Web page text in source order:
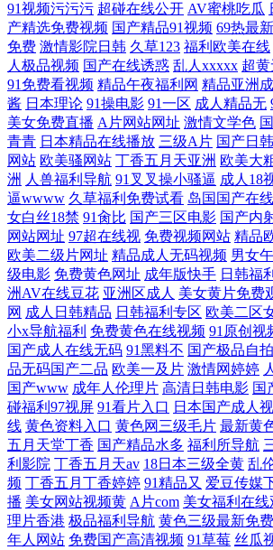
91视频污污污 超碰在线公开 AV蜜桃吃瓜
产精选免费视频 国产精品91视频 69热最
免费 激情影院日韩 久草123 福利欧美在线
人极品视频 国产在线诱惑 乱人xxxxx 超
91免费看视频 精品午夜福利网 精品亚洲成
酱 日本理论 91操电影 91一区 成人精品无
美女免费直播 A片网站网址 激情文学色
青青 日本精品在线播放 三级A片 国产日
网站 欧美骚网站 丁香五月天亚洲 欧美大
洲 人兽福利导航 91叉叉操小骚逼 成人18
逼wwww 久草福利免费试看 岛国国产在线
女白丝18禁 91肏比 国产三区电影 国产内
网站网址 97超在线视 免费视频网站 精品
欧美二级片网址 精品成人无码视频 男女
级电影 免费黄色网址 成年版快手 日韩福
洲AV在线豆花 亚洲区成人 美女黄片免费
网 成人日韩精品 日韩福利专区 欧美二区
小x导航福利 免费黄色在线视频 91原创视
国产成人在线无码 91黑料不 国产极品自拍
品无码国产二品 欧美一及片 激情网婷婷
国产www 成年人伦理片 高清日韩电影 国
碰福利97视屏 91看片入口 日本国产成人
线 黄色资料入口 黄色网三级毛片 最新黄
五月天堂丁香 国产精品水多 福利所导航
利影院 丁香五月天av 18日本三级全黄 乱
频 丁香五月丁香婷婷 91精品又 爱豆传媒
播 美女网站视频黄 A片com 美女福利在线
理片香港 极品福利导航 黄色三级最新免费
年人网站 免费国产高清视频 91草莓 丝瓜